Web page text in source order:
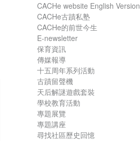
CACHe website English Version
CACHe古蹟私塾
CACHe的前世今生
E-newsletter
保育資訊
傳媒報導
十五周年系列活動
古蹟留聲機
天后解謎遊戲套裝
學校教育活動
專題展覽
專題講座
尋找社區歷史回憶